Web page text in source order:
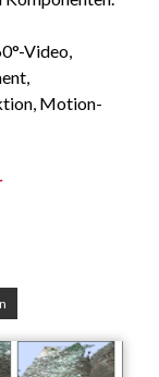
Video,
Motion-